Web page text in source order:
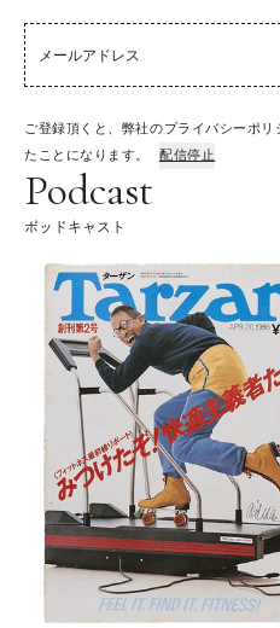
ご登録頂くと、弊社のプライバシーポ
たことになります。
配信停止
Podcast
ポッドキャスト